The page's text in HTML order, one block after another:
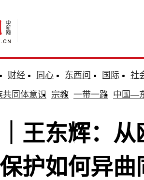
财经 同心 东西问 国际
社
共同体意识
宗教 一带一路 中国—
王东辉：
护如何异曲